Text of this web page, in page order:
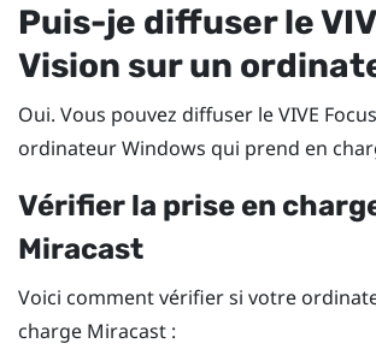
Puis-je diffuser le
Vision sur un
Oui. Vous pouvez diffuser leVIVE
ordinateurWindows qui prend en
Vérifier la prise en
Miracast
Voici comment vérifier si votre
charge Miracast :